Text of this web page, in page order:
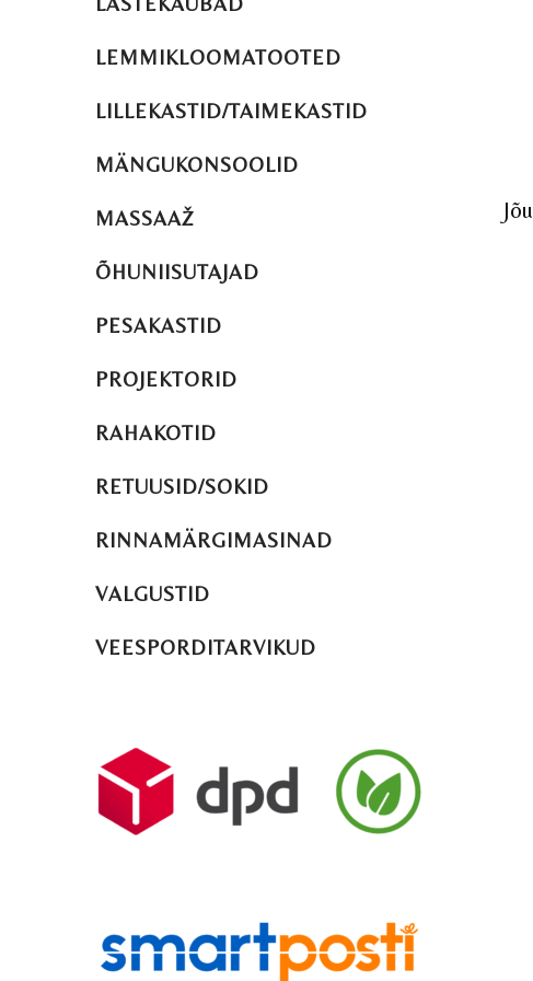
LEMMIKLOOMATOOTED
LILLEKASTID/TAIMEKASTID
MÄNGUKONSOOLID
MASSAAŽ
ÕHUNIISUTAJAD
PESAKASTID
PROJEKTORID
RAHAKOTID
RETUUSID/SOKID
RINNAMÄRGIMASINAD
VALGUSTID
VEESPORDITARVIKUD